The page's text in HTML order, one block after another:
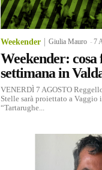
Weekender Giulia Mauro -7
Weekender: cosa
settimana in
VENERDÌ 7 AGOSTO
Stelle sarà proiettato a
“Tartarughe...